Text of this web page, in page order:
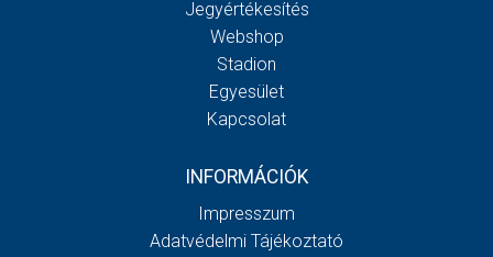
Jegyértékesítés
Webshop
Stadion
Egyesület
Kapcsolat
INFORMÁCIÓK
Impresszum
Adatvédelmi Tájékoztató